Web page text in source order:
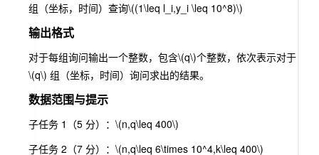
组（坐标，时间）查询\((1\leq l_i,y_i \leq 10^8)\)
输出格式
对于每组询问输出一个整数，包含\(q\)个整数，依次表示对于
\(q\) 组（坐标，时间）询问求出的结果。
数据范围与提示
子任务 1（5 分）： \(n,q\leq 400\)
子任务 2（7 分）： \(n,q\leq 6\times 10^4,k\leq 400\)